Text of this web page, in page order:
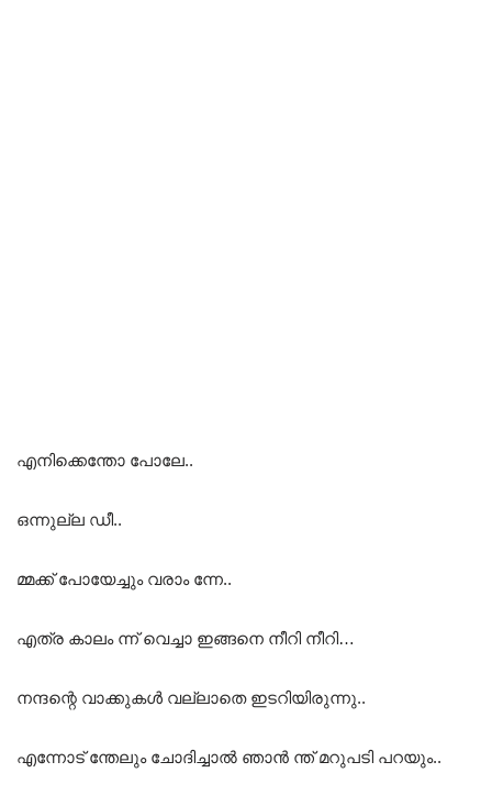
എനിക്കെന്തോ പോലേ..
ഒന്നുല്ല ഡീ..
മ്മക്ക് പോയേച്ചും വരാം ന്നേ..
എത്ര കാലം ന്ന് വെച്ചാ ഇങ്ങനെ നീറി നീറി…
നന്ദന്റെ വാക്കുകൾ വല്ലാതെ ഇടറിയിരുന്നു..
എന്നോട് ന്തേലും ചോദിച്ചാൽ ഞാൻ ന്ത് മറുപടി പറയും..